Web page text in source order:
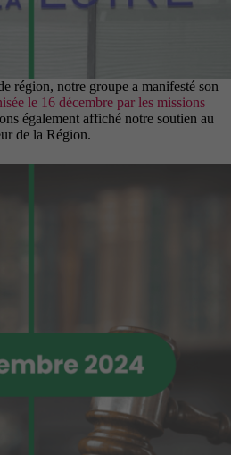
région, notre groupe a manifesté son
le 16 décembre par les missions
également affiché notre soutien au
de la Région.
Cookies
Ces cookies
permettent la
navigation
dans le site.